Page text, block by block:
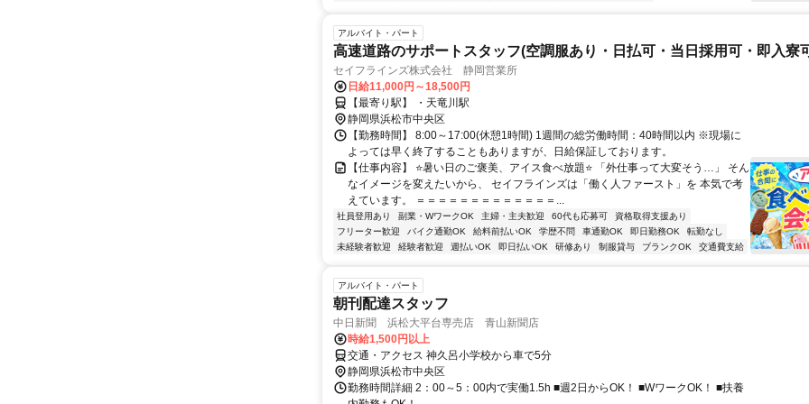
アルバイト・パート
高速道路のサポートスタッフ(空調服あり・日払可・当日採用可・即入寮
セイフラインズ株式会社 静岡営業所
日給11,000円～18,500円
【最寄り駅】 ・天竜川駅
静岡県浜松市中央区
【勤務時間】 8:00～17:00(休憩1時間) 1週間の総労働時間：40時間以内 ※現場に
よっては早く終了することもありますが、日給保証しております。
【仕事内容】 ⭐暑い日のご褒美、アイス食べ放題⭐ 「外仕事って大変そう…」 そん
なイメージを変えたいから、 セイフラインズは「働く人ファースト」を 本気で考
えています。 ＝＝＝＝＝＝＝＝＝＝＝＝＝...
社員登用あり 副業・WワークOK 主婦・主夫歓迎 60代も応募可
資格取得支援あり
フリーター歓迎
バイク通勤OK 給料前払いOK 学歴不問 車通勤OK 即日勤務OK
転勤なし
未経験者歓迎
経験者歓迎 週払いOK 即日払いOK 研修あり 制服貸与 ブランクOK 交通費支給
アルバイト・パート
朝刊配達スタッフ
中日新聞 浜松大平台専売店 青山新聞店
時給1,500円以上
交通・アクセス 神久呂小学校から車で5分
静岡県浜松市中央区
勤務時間詳細 2：00～5：00内で実働1.5h ■週2日からOK！ ■WワークOK！ ■扶養